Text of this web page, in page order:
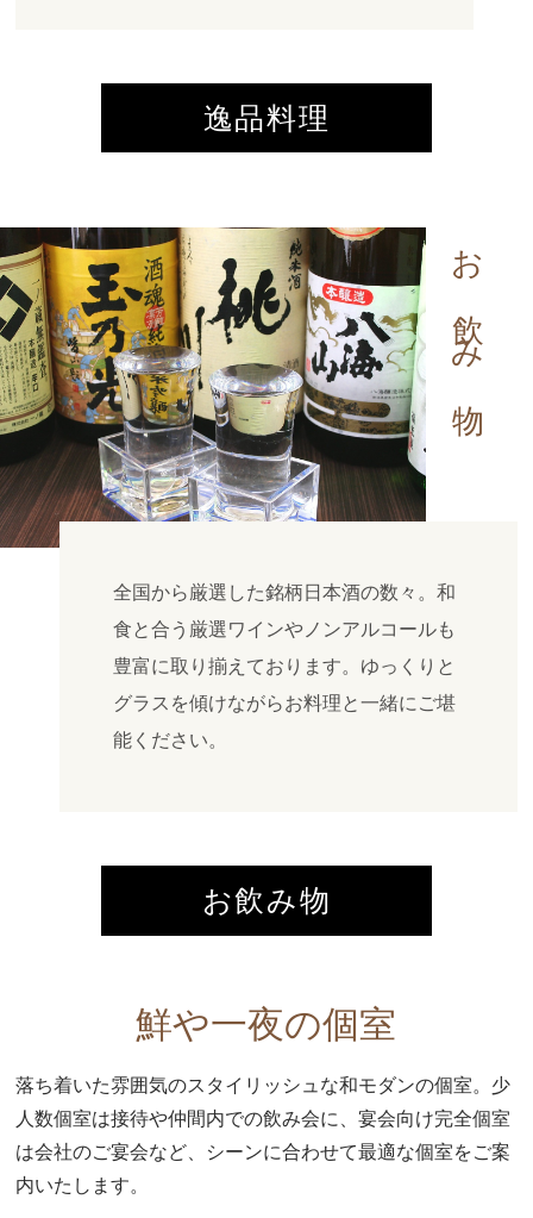
逸品料理
お飲み物
全国から厳選した銘柄日本酒の数々。和
食と合う厳選ワインやノンアルコールも
豊富に取り揃えております。ゆっくりと
グラスを傾けながらお料理と一緒にご堪
能ください。
お飲み物
鮮や一夜の個室
落ち着いた雰囲気のスタイリッシュな和モダンの個室。 少
人数個室は接待や仲間内での飲み会に、宴会向け完全個室
は会社のご宴会など、 シーンに合わせて最適な個室をご案
内いたします。